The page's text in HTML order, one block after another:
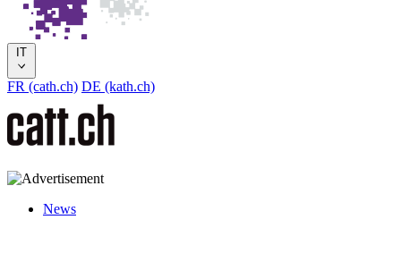
IT
FR (cath.ch) DE (kath.ch)
News